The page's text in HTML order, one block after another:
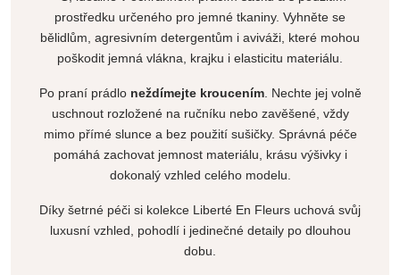
prostředku určeného pro jemné tkaniny. Vyhněte se
bělidlům, agresivním detergentům i aviváži, které mohou
poškodit jemná vlákna, krajku i elasticitu materiálu.
Po praní prádlo neždímejte kroucením. Nechte jej volně
uschnout rozložené na ručníku nebo zavěšené, vždy
mimo přímé slunce a bez použití sušičky. Správná péče
pomáhá zachovat jemnost materiálu, krásu výšivky i
dokonalý vzhled celého modelu.
Díky šetrné péči si kolekce Liberté En Fleurs uchová svůj
luxusní vzhled, pohodlí i jedinečné detaily po dlouhou
dobu.